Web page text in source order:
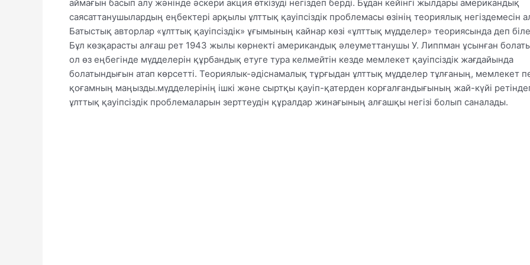
аймағын басып алу жәнінде әскери акция өткізуді негіздеп берді. Бұдан кейінгі жылдары американдық
саясаттанушылардың еңбектері арқылы ұлттық қауіпсіздік проблемасы өзінің теориялық негіздемесін
Батыстық авторлар «ұлттық қауіпсіздік» ұғымының кайнар көзі «ұлттық мүдделер» теориясында деп
Бұл көзқарасты алғаш рет 1943 жылы көрнекті американдық әлеуметтанушы У. Липпман ұсынған
ол өз еңбегінде мүдделерін құрбандық етуге тура келмейтін кезде мемлекет қауіпсіздік жағдайында
болатындығын атап көрсетті. Теориялык-әдіснамалық тұрғыдан ұлттық мүдделер тұлғаның, мемлекет
қоғамның маңызды.мүдделерінің ішкі және сыртқы қауіп-қатерден корғалғандығының жай-күйі
ұлттық қауіпсіздік проблемаларын зерттеудін құралдар жинағының алғашқы негізі болып саналады.